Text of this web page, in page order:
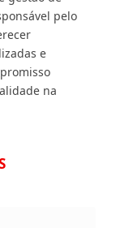
pelo
e
na